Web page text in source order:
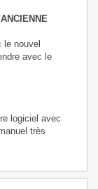
nouvel
avec le
logiciel avec
très